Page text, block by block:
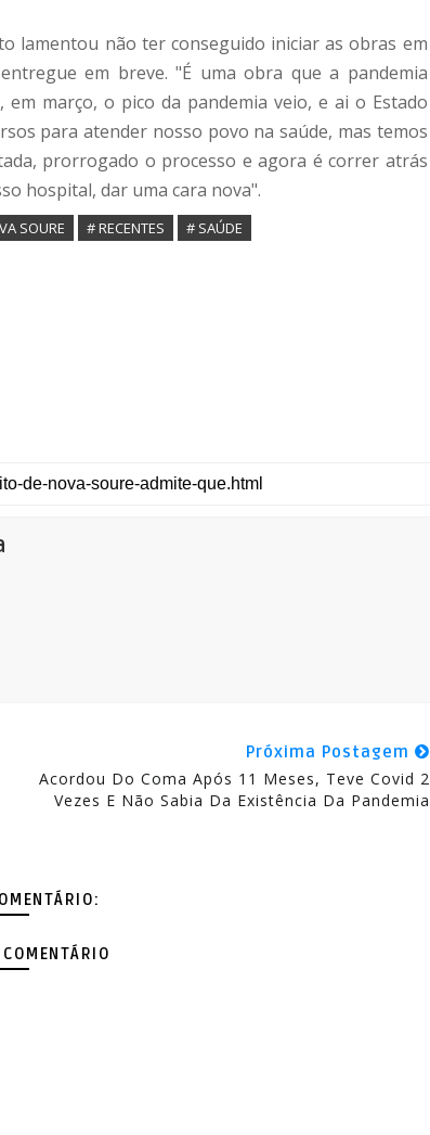
lamentou não ter conseguido iniciar as obras em
em breve. "É uma obra que a pandemia
março, o pico da pandemia veio, e ai o Estado
para atender nosso povo na saúde, mas temos
prorrogado o processo e agora é correr atrás
hospital, dar uma cara nova".
SOURE # RECENTES # SAÚDE
Próxima Postagem
Acordou Do Coma Após 11 Meses, Teve Covid 2
Vezes E Não Sabia Da Existência Da Pandemia